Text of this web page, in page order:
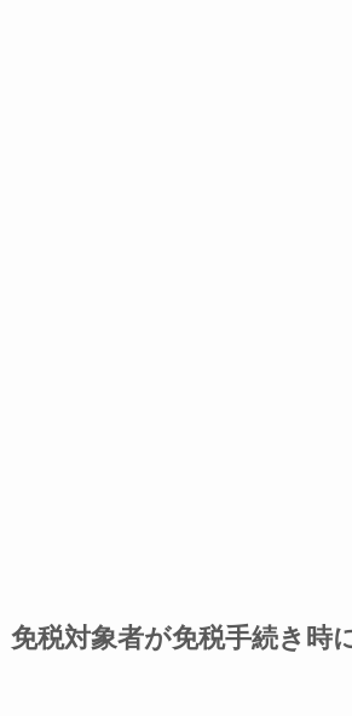
免税対象者が免税手続き時